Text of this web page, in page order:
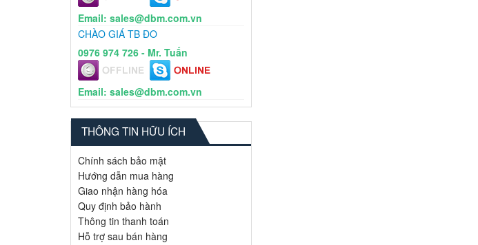
Email: sales@dbm.com.vn
CHÀO GIÁ TB ĐO
0976 974 726 - Mr. Tuấn
Email: sales@dbm.com.vn
THÔNG TIN HỮU ÍCH
Chính sách bảo mật
Hướng dẫn mua hàng
Giao nhận hàng hóa
Quy định bảo hành
Thông tin thanh toán
Hỗ trợ sau bán hàng